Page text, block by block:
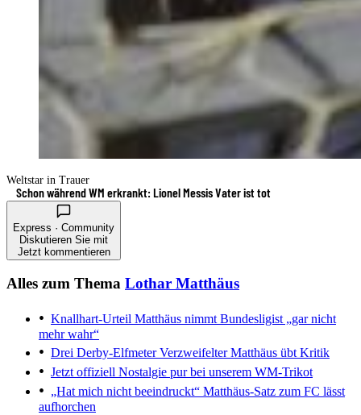
Weltstar in Trauer
Schon während WM erkrankt: Lionel Messis Vater ist tot
Express · Community
Diskutieren Sie mit
Jetzt kommentieren
Alles zum Thema Lothar Matthäus
Knallhart-Urteil Matthäus nimmt Bundesligist „gar nicht
mehr wahr“
Drei Derby-ElfmeterVerzweifelter Matthäus übt Kritik
Jetzt offiziell Nostalgie pur bei unserem WM-Trikot
„Hat mich nicht beeindruckt“ Matthäus-Satz zum FC lässt
aufhorchen